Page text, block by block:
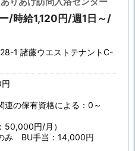
/時給1,120円/週1日～/
1 諸藤ウエストテナントC-
の保有資格による：0～
円/月）
み BU手当：14,000円